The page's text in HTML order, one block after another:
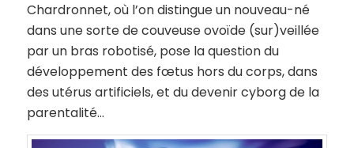
Chardronnet, où l’on distingue un nouveau-né
dans une sorte de couveuse ovoïde (sur)veillée
par un bras robotisé, pose la question du
développement des fœtus hors du corps, dans
des utérus artificiels, et du devenir cyborg de la
parentalité…